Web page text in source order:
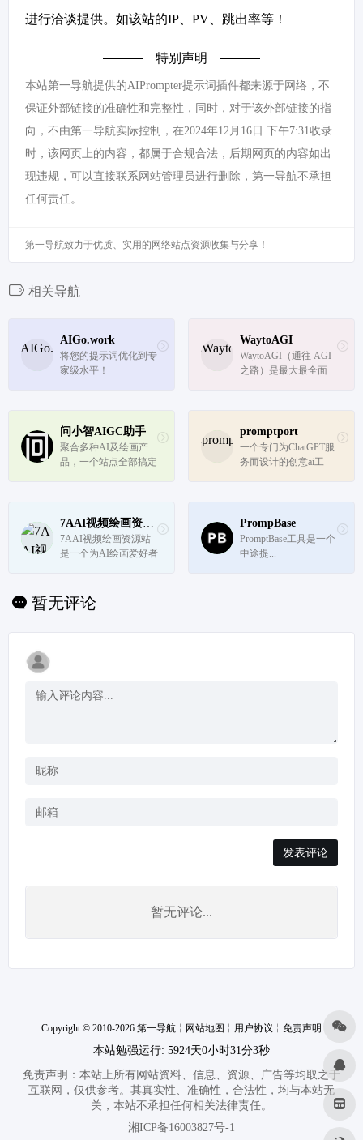
进行洽谈提供。如该站的IP、PV、跳出率等！
特别声明
本站第一导航提供的AIPrompter提示词插件都来源于网络，不
保证外部链接的准确性和完整性，同时，对于该外部链接的指
向，不由第一导航实际控制，在2024年12月16日 下午7:31收录
时，该网页上的内容，都属于合规合法，后期网页的内容如出
现违规，可以直接联系网站管理员进行删除，第一导航不承担
任何责任。
第一导航致力于优质、实用的网络站点资源收集与分享！
相关导航
AIGo.work
将您的提示词优化到专
家级水平！
WaytoAGI
WaytoAGI（通往 AGI
之路）是最大最全面
具、GPT 应用和行业
资讯。无论您是AI爱好
者、研究者还是开发
问小智AIGC助手
聚合多种AI及绘画产
品，一个站点全部搞定
promptport
一个专门为ChatGPT服
务而设计的创意ai工
7AAI视频绘画资源站
7AAI视频绘画资源站
是一个为AI绘画爱好者
易于访问的教程和资源
下载，降低了AIGC技
PrompBase
PromptBase工具是一个
中途提...
暂无评论
发表评论
暂无评论...
Copyright © 2010-2026 第一导航 ╎ 网站地图 ╎ 用户协议 ╎ 免责声明
本站勉强运行: 5924天0小时31分3秒
免责声明：本站上所有网站资料、信息、资源、广告等均取之于
互联网，仅供参考。其真实性、准确性，合法性，均与本站无
关，本站不承担任何相关法律责任。
湘ICP备16003827号-1